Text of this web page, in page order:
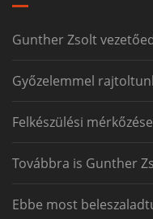
Gunther Zsolt
Győzelemmel
Felkészülési
Ebbe most